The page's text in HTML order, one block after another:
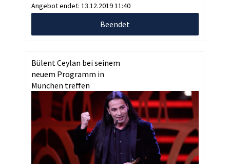
Angebot endet: 13.12.2019 11:40
Beendet
Bülent Ceylan bei seinem
neuem Programm in
München treffen